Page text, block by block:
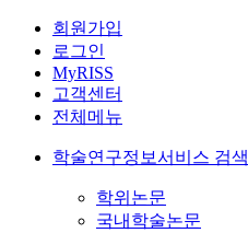
회원가입
로그인
MyRISS
고객센터
전체메뉴
학술연구정보서비스 검색
학위논문
국내학술논문